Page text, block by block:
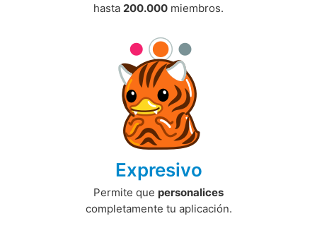
hasta 200.000 miembros.
Expresivo
Permite que personalices
completamente tu aplicación.